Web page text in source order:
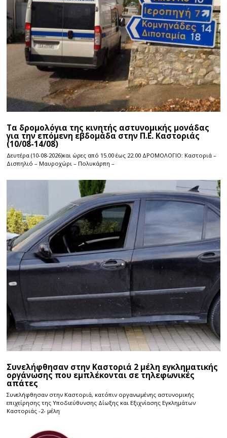
Τα δρομολόγια της κινητής αστυνομικής μονάδας
για την επόμενη εβδομάδα στην Π.Ε. Καστοριάς
(10/08-14/08)
Δευτέρα (10-08-2026)και ώρες από 15.00 έως 22.00 ΔΡΟΜΟΛΟΓΙΟ: Καστοριά –
Δισπηλιό – Μαυροχώρι – Πολυκάρπη –
Συνελήφθησαν στην Καστοριά 2 μέλη εγκληματικής
οργάνωσης που εμπλέκονται σε τηλεφωνικές
απάτες
Συνελήφθησαν στην Καστοριά, κατόπιν οργανωμένης αστυνομικής
επιχείρησης της Υποδιεύθυνσης Δίωξης και Εξιχνίασης Εγκλημάτων
Καστοριάς -2- μέλη